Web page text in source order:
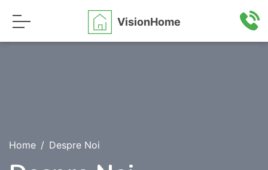
VisionHome
Home Despre Noi